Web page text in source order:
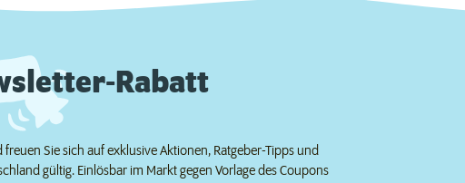
Rabatt
Sie sich auf exklusive Aktionen, Ratgeber-Tipps und
gültig. Einlösbar im Markt gegen Vorlage des Coupons